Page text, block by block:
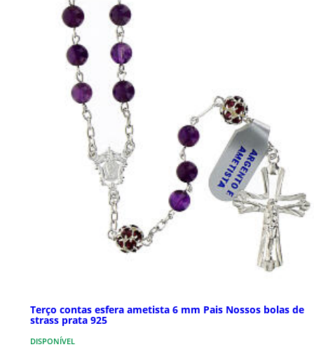
Terço contas esfera ametista 6 mm Pais Nossos bolas de
strass prata 925
DISPONÍVEL